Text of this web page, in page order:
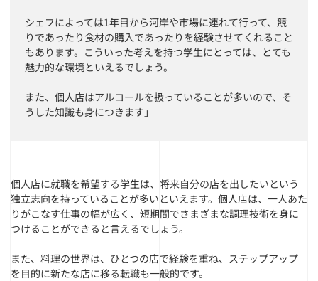
シェフによっては1年目から河岸や市場に連れて行って、競
りであったり食材の購入であったりを経験させてくれること
もあります。こういった考えを持つ学生にとっては、とても
魅力的な環境といえるでしょう。
また、個人店はアルコールを扱っていることが多いので、そ
うした知識も身につきます」
個人店に就職を希望する学生は、将来自分の店を出したいという
独立志向を持っていることが多いといえます。個人店は、一人あた
りがこなす仕事の幅が広く、短期間でさまざまな調理技術を身に
つけることができると言えるでしょう。
また、料理の世界は、ひとつの店で経験を重ね、ステップアップ
を目的に新たな店に移る転職も一般的です。